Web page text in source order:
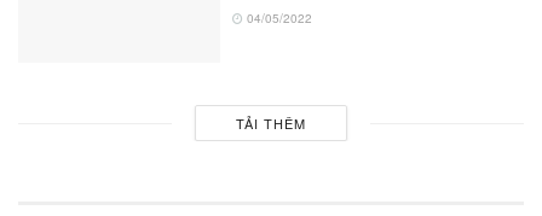
04/05/2022
TẢI THÊM